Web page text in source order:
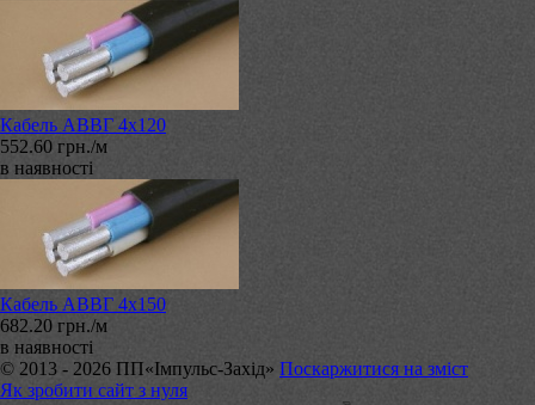
Кабель АВВГ 4х120
552.60 грн./м
в наявності
Кабель АВВГ 4х150
682.20 грн./м
в наявності
© 2013 - 2026 ПП«Імпульс-Захід» Поскаржитися на зміст
Як зробити сайт з нуля